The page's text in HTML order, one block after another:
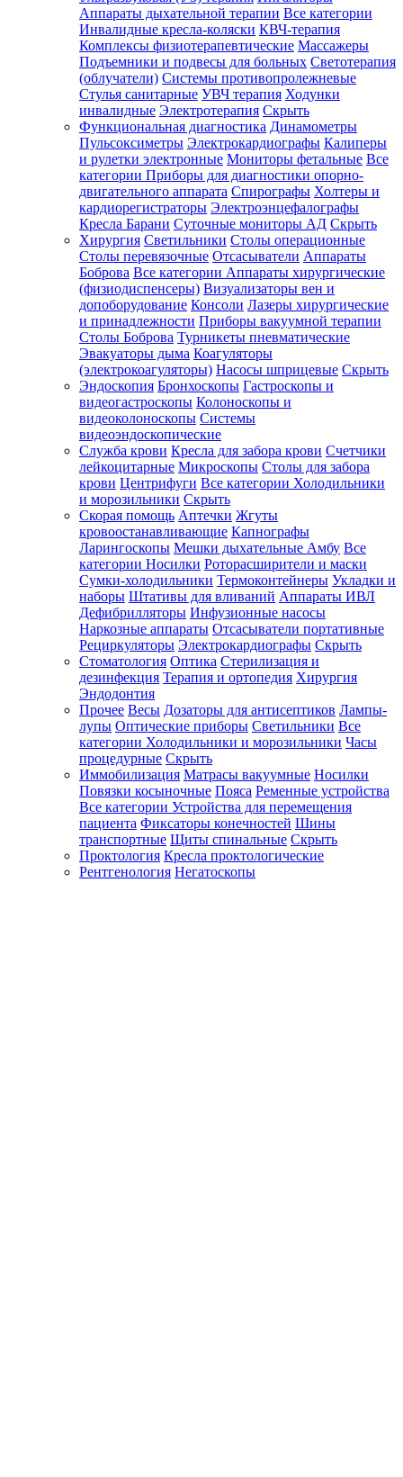
Аппараты дыхательной терапии Все категории
Инвалидные кресла-коляски КВЧ-терапия
Комплексы физиотерапевтические Массажеры
Подъемники и подвесы для больных Светотерапия
(облучатели) Системы противопролежневые
Стулья санитарные УВЧ терапия Ходунки
инвалидные Электротерапия Скрыть
Функциональная диагностика Динамометры
Пульсоксиметры Электрокардиографы Калиперы
и рулетки электронные Мониторы фетальные Все
категории Приборы для диагностики опорно-
двигательного аппарата Спирографы Холтеры и
кардиорегистраторы Электроэнцефалографы
Кресла Барани Суточные мониторы АД Скрыть
Хирургия Светильники Столы операционные
Столы перевязочные Отсасыватели Аппараты
Боброва Все категории Аппараты хирургические
(физиодиспенсеры) Визуализаторы вен и
допоборудование Консоли Лазеры хирургические
и принадлежности Приборы вакуумной терапии
Столы Боброва Турникеты пневматические
Эвакуаторы дыма Коагуляторы
(электрокоагуляторы) Насосы шприцевые Скрыть
Эндоскопия Бронхоскопы Гастроскопы и
видеогастроскопы Колоноскопы и
видеоколоноскопы Системы
видеоэндоскопические
Служба крови Кресла для забора крови Счетчики
лейкоцитарные Микроскопы Столы для забора
крови Центрифуги Все категории Холодильники
и морозильники Скрыть
Скорая помощь Аптечки Жгуты
кровоостанавливающие Капнографы
Ларингоскопы Мешки дыхательные Амбу Все
категории Носилки Роторасширители и маски
Сумки-холодильники Термоконтейнеры Укладки и
наборы Штативы для вливаний Аппараты ИВЛ
Дефибрилляторы Инфузионные насосы
Наркозные аппараты Отсасыватели портативные
Рециркуляторы Электрокардиографы Скрыть
Стоматология Оптика Стерилизация и
дезинфекция Терапия и ортопедия Хирургия
Эндодонтия
Прочее Весы Дозаторы для антисептиков Лампы-
лупы Оптические приборы Светильники Все
категории Холодильники и морозильники Часы
процедурные Скрыть
Иммобилизация Матрасы вакуумные Носилки
Повязки косыночные Пояса Ременные устройства
Все категории Устройства для перемещения
пациента Фиксаторы конечностей Шины
транспортные Щиты спинальные Скрыть
Проктология Кресла проктологические
Рентгенология Негатоскопы